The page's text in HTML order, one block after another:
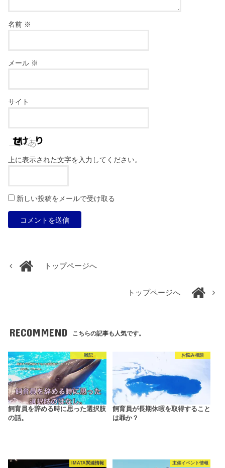
名前 ※
メール ※
サイト
上に表示された文字を入力してください。
新しい投稿をメールで受け取る
トップページへ
トップページへ
RECOMMEND こちらの記事も人気です。
雑記
飼育員を辞める時に思った選択肢
の話。
お悩み相談
飼育員が長期休暇を取得すること
は罪か？
IMATA関連情報 主催イベント情報